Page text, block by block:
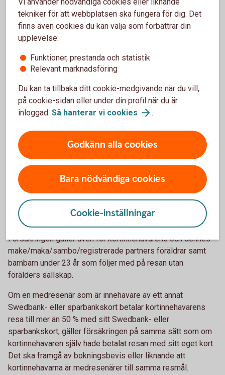
Kompletterande
kortförsäkring
Kompletterande kortförsäkring för våra andra
kort
Frågor och svar
För vem gäller försäkringen?
Försäkringen gäller för dig som kortinnehavare, men även
för din make eller maka, registrerade partner eller sambo
samt för barn under 23 år som fortfarande bor hemma.
Försäkringen gäller även för kortinnehavarens och dennes
make/maka/sambo/registrerade partners föräldrar samt
barnbarn under 23 år som följer med på resan utan
förälders sällskap.
Om en medresenär som är innehavare av ett annat
Swedbank- eller sparbankskort betalar kortinnehavarens
resa till mer än 50 % med sitt Swedbank- eller
sparbankskort, gäller försäkringen på samma sätt som om
kortinnehavaren själv hade betalat resan med sitt eget kort.
Det ska framgå av bokningsbevis eller liknande att
kortinnehavarna är medresenärer till samma resmål.
tekniker för att webbplatsen ska fungera för dig. Det
finns även cookies du kan välja som förbättrar din
upplevelse:
Funktioner, prestanda och statistik
Relevant marknadsföring
Du kan ta tillbaka ditt cookie-medgivande när du vill,
på cookie-sidan eller under din profil när du är
inloggad. Så hanterar vi cookies .
Godkänn alla cookies
Bara nödvändiga cookies
Cookie-inställningar